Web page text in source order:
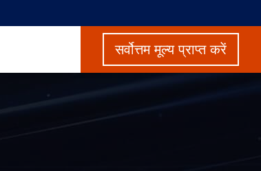
सर्वोत्तम मूल्य प्राप्त करें